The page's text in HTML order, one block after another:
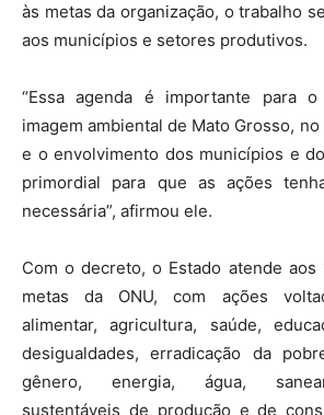
às metas da organização, o trabalho
aos municípios e setores produtivos.
“Essa agenda é importante para
imagem ambiental de Mato Grosso,
e o envolvimento dos municípios e
primordial para que as ações
necessária”, afirmou ele.
Com o decreto, o Estado atende aos
metas da ONU, com ações
alimentar, agricultura, saúde,
desigualdades, erradicação da
gênero, energia, água,
sustentáveis de produção e de